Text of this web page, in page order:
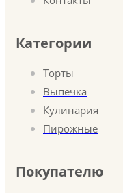
Категории
Торты
Выпечка
Кулинария
Пирожные
Покупателю